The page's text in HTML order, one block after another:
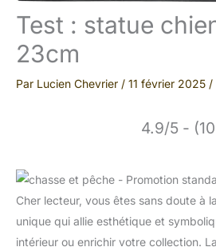
Test : statue
23cm
Par Lucien Chevrier / 11 février 2025 /
4.9/5 -
Cher lecteur, vous êtes sans doute à
unique qui allie esthétique et
intérieur ou enrichir votre collection.